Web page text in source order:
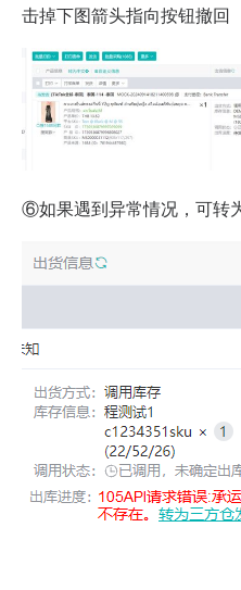
击掉下图箭头指向按钮撤回
⑥如果遇到异常情况，可转